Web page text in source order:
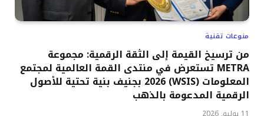
منوعات تقنية
من ترسيخ القيمة إلى الثقة الرقمية: مجموعة
METRA تستعرض في منتدى القمة العالمية لمجتمع
المعلومات (WSIS) 2026 بجنيف بنية تحتية للأصول
الرقمية المدعومة بالذهب